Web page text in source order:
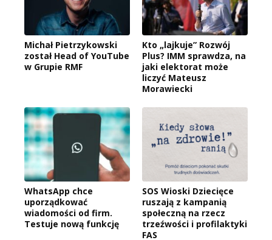
Michał Pietrzykowski
został Head of YouTube
w Grupie RMF
Kto „lajkuje” Rozwój
Plus? IMM sprawdza, na
jaki elektorat może
liczyć Mateusz
Morawiecki
WhatsApp chce
uporządkować
wiadomości od firm.
Testuje nową funkcję
SOS Wioski Dziecięce
ruszają z kampanią
społeczną na rzecz
trzeźwości i profilaktyki
FAS